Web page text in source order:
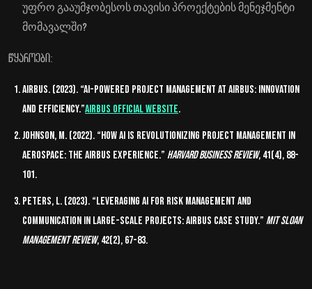
უფრო გააუმჯობესოს თავისი პროექტების მენეჯმენტი
მომავალში?
წყაროები:
Airbus. (2023). “AI-Powered Project Management at Airbus: Innovation
and Efficiency.”Airbus Official Website.
Johnson, M. (2022). “How AI is Revolutionizing Project Management in
Aerospace: The Airbus Experience.” Harvard Business Review, 41(4), 88-
101.
Peters, L. (2023). “Leveraging AI for Risk Management and
Communication in Large-Scale Projects: Airbus Case Study.” MIT Sloan
Management Review, 42(2), 67-83.